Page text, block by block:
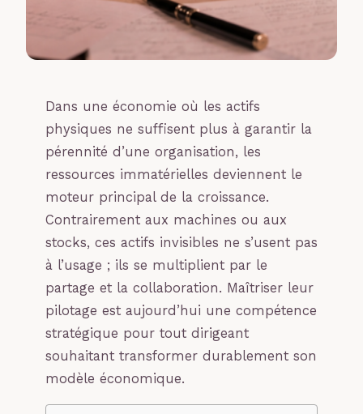
Dans une économie où les actifs
physiques ne suffisent plus à garantir la
pérennité d’une organisation, les
ressources immatérielles deviennent le
moteur principal de la croissance.
Contrairement aux machines ou aux
stocks, ces actifs invisibles ne s’usent pas
à l’usage ; ils se multiplient par le
partage et la collaboration. Maîtriser leur
pilotage est aujourd’hui une compétence
stratégique pour tout dirigeant
souhaitant transformer durablement son
modèle économique.